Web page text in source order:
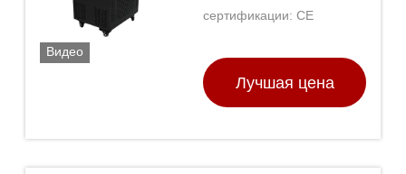
Видео
энергии
открытом воздухе
сертификации: CE
Лучшая цена